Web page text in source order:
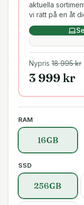
aktuella
vi rätt på en åt
Nypris 18 995kr
3 999 kr
RAM
16GB
SSD
256GB